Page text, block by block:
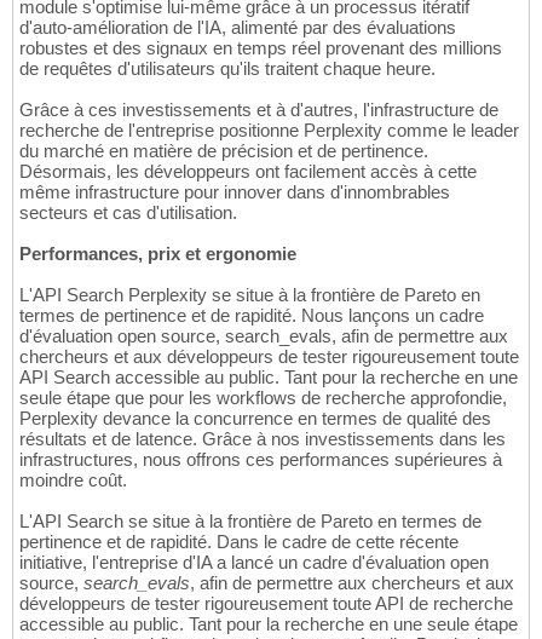
module s'optimise lui-même grâce à un processus itératif
d'auto-amélioration de l'IA, alimenté par des évaluations
robustes et des signaux en temps réel provenant des millions
de requêtes d'utilisateurs qu'ils traitent chaque heure.
Grâce à ces investissements et à d'autres, l'infrastructure de
recherche de l'entreprise positionne Perplexity comme le leader
du marché en matière de précision et de pertinence.
Désormais, les développeurs ont facilement accès à cette
même infrastructure pour innover dans d'innombrables
secteurs et cas d'utilisation.
Performances, prix et ergonomie
L'API Search Perplexity se situe à la frontière de Pareto en
termes de pertinence et de rapidité. Nous lançons un cadre
d'évaluation open source, search_evals, afin de permettre aux
chercheurs et aux développeurs de tester rigoureusement toute
API Search accessible au public. Tant pour la recherche en une
seule étape que pour les workflows de recherche approfondie,
Perplexity devance la concurrence en termes de qualité des
résultats et de latence. Grâce à nos investissements dans les
infrastructures, nous offrons ces performances supérieures à
moindre coût.
L'API Search se situe à la frontière de Pareto en termes de
pertinence et de rapidité. Dans le cadre de cette récente
initiative, l'entreprise d'IA a lancé un cadre d'évaluation open
source, search_evals, afin de permettre aux chercheurs et aux
développeurs de tester rigoureusement toute API de recherche
accessible au public. Tant pour la recherche en une seule étape